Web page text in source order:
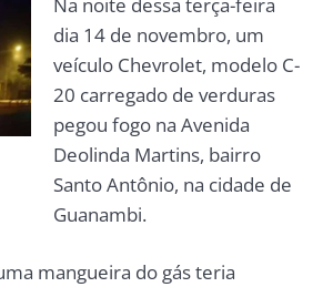
dia 14 de novembro, um
veículo Chevrolet, modelo C-
20 carregado de verduras
pegou fogo na Avenida
Deolinda Martins, bairro
Santo Antônio, na cidade de
Guanambi.
mangueira do gás teria